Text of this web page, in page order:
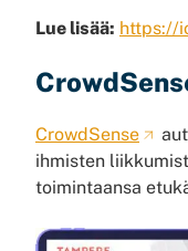
Lue lisää: https://
CrowdSense
ihmisten
toimintaansa